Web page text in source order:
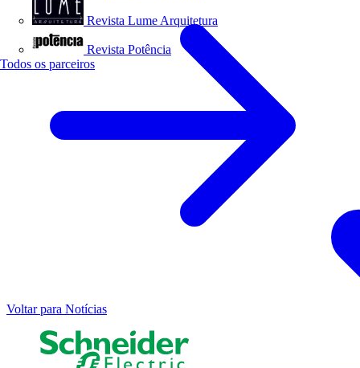
Revista Lume Arquitetura
Revista Potência
Todos os parceiros
Voltar para Notícias